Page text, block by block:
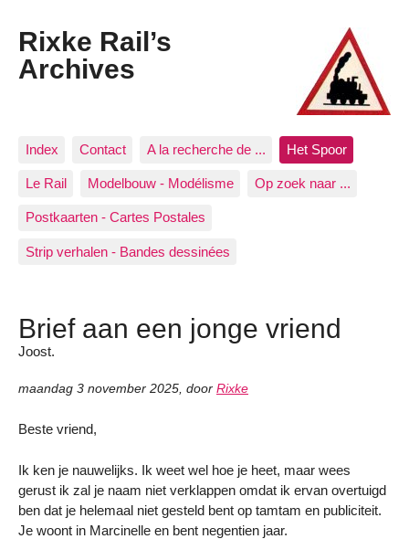
Rixke Rail’s
Archives
Index Contact A la recherche de ... Het Spoor
Le Rail Modelbouw - Modélisme Op zoek naar ...
Postkaarten - Cartes Postales
Strip verhalen - Bandes dessinées
Brief aan een jonge vriend
Joost.
maandag 3 november 2025, door Rixke
Beste vriend,
Ik ken je nauwelijks. Ik weet wel hoe je heet, maar wees
gerust ik zal je naam niet verklappen omdat ik ervan overtuigd
ben dat je helemaal niet gesteld bent op tamtam en publiciteit.
Je woont in Marcinelle en bent negentien jaar.